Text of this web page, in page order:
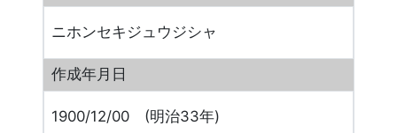
ニホンセキジュウジシャ
作成年月日
1900/12/00 (明治33年)